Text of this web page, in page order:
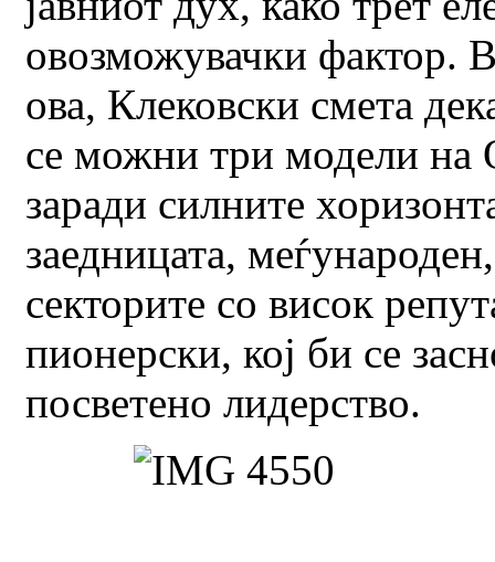
овозможувачки фактор.
ова, Клековски смета
се можни три модели
заради силните
заедницата,
секторите со висок
пионерски, кој би се
посветено лидерство.